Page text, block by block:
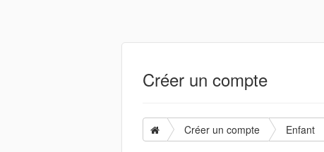
Créer un compte
Créer un compte Enfant